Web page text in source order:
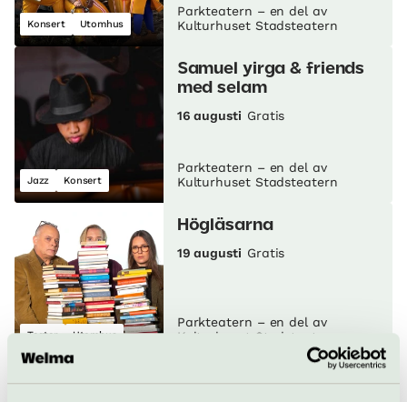
Konsert Utomhus
Parkteatern – en del av
Kulturhuset Stadsteatern
Jazz Konsert
Samuel yirga & friends
med selam
16 augusti Gratis
Parkteatern – en del av
Kulturhuset Stadsteatern
Teater Utomhus
Högläsarna
19 augusti Gratis
Parkteatern – en del av
Kulturhuset Stadsteatern
K-POP RANDOM DANCE